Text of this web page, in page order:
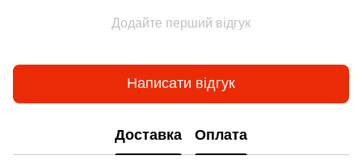
Додайте перший відгук
Написати відгук
Доставка Оплата